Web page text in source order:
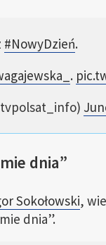
#NowyDzień.
.
dnia”
Sokołowski,
dnia”.